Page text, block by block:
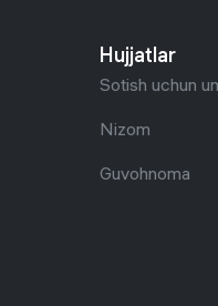
Hujjatlar
Sotish uchun
Nizom
Guvohnoma